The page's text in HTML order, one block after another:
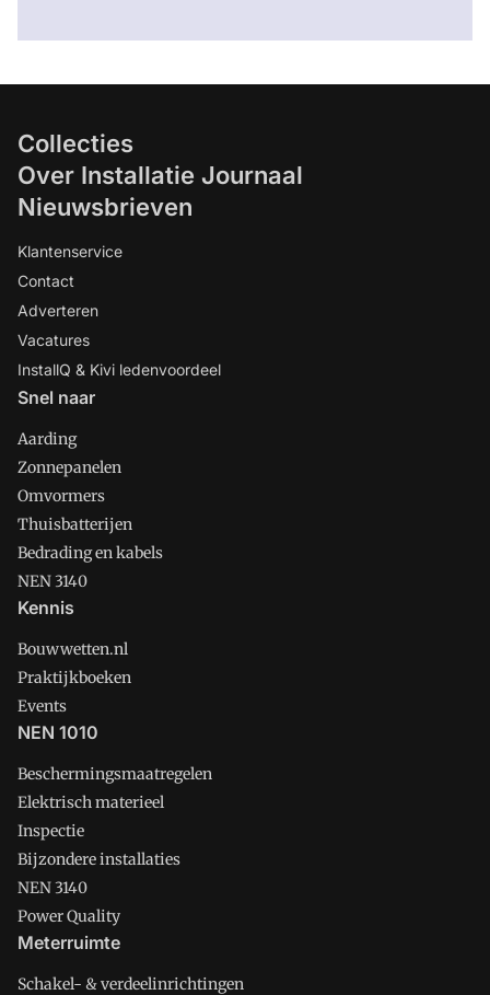
Collecties
Over Installatie Journaal
Nieuwsbrieven
Klantenservice
Contact
Adverteren
Vacatures
InstallQ & Kivi ledenvoordeel
Snel naar
Aarding
Zonnepanelen
Omvormers
Thuisbatterijen
Bedrading en kabels
NEN 3140
Kennis
Bouwwetten.nl
Praktijkboeken
Events
NEN 1010
Beschermingsmaatregelen
Elektrisch materieel
Inspectie
Bijzondere installaties
NEN 3140
Power Quality
Meterruimte
Schakel- & verdeelinrichtingen